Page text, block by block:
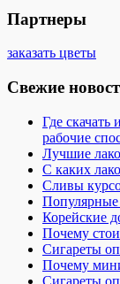
Партнеры
заказать цветы
Свежие
Где скачать
рабочие
Лучшие
С каких
Сливы
Корейские
Почему
Сигареты
Почему
Сигареты